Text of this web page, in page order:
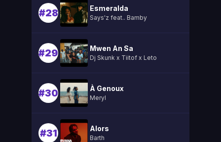
#28 Esmeralda
Says'z feat.. Bamby
#29 Mwen An Sa
Dj Skunk x Tiitof x Leto
#30 À Genoux
Meryl
#31 Alors
Barth